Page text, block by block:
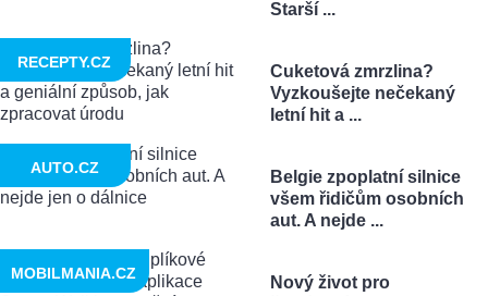
Starší ...
Cuketová zmrzlina?
Vyzkoušejte nečekaný
letní hit a ...
RECEPTY.CZ
Belgie zpoplatní silnice
všem řidičům osobních
aut. A nejde ...
AUTO.CZ
Nový život pro
MOBILMANIA.CZ